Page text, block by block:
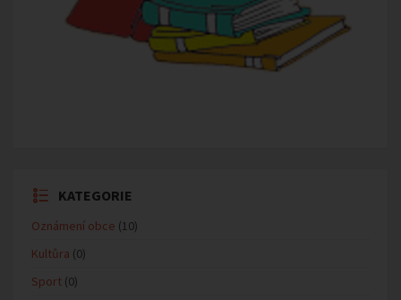
KATEGORIE
Oznámení obce (10)
Kultůra (0)
Sport (0)